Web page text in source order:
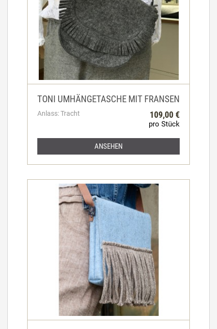
TONI UMHÄNGETASCHE MIT FRANSEN
Anlass: Tracht 109,00 €
pro Stück
ANSEHEN